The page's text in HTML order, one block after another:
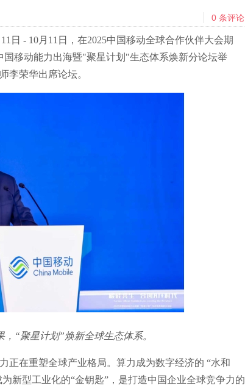
0 条评论
日 - 10月11日，在2025中国移动全球合作伙伴大会期
移动能力出海暨"聚星计划"生态体系焕新分论坛举
李荣华出席论坛。
“聚星计划”焕新全球生态体系。
正在重塑全球产业格局。算力成为数字经济的 “水和
新型工业化的“金钥匙”，是打造中国企业全球竞争力的